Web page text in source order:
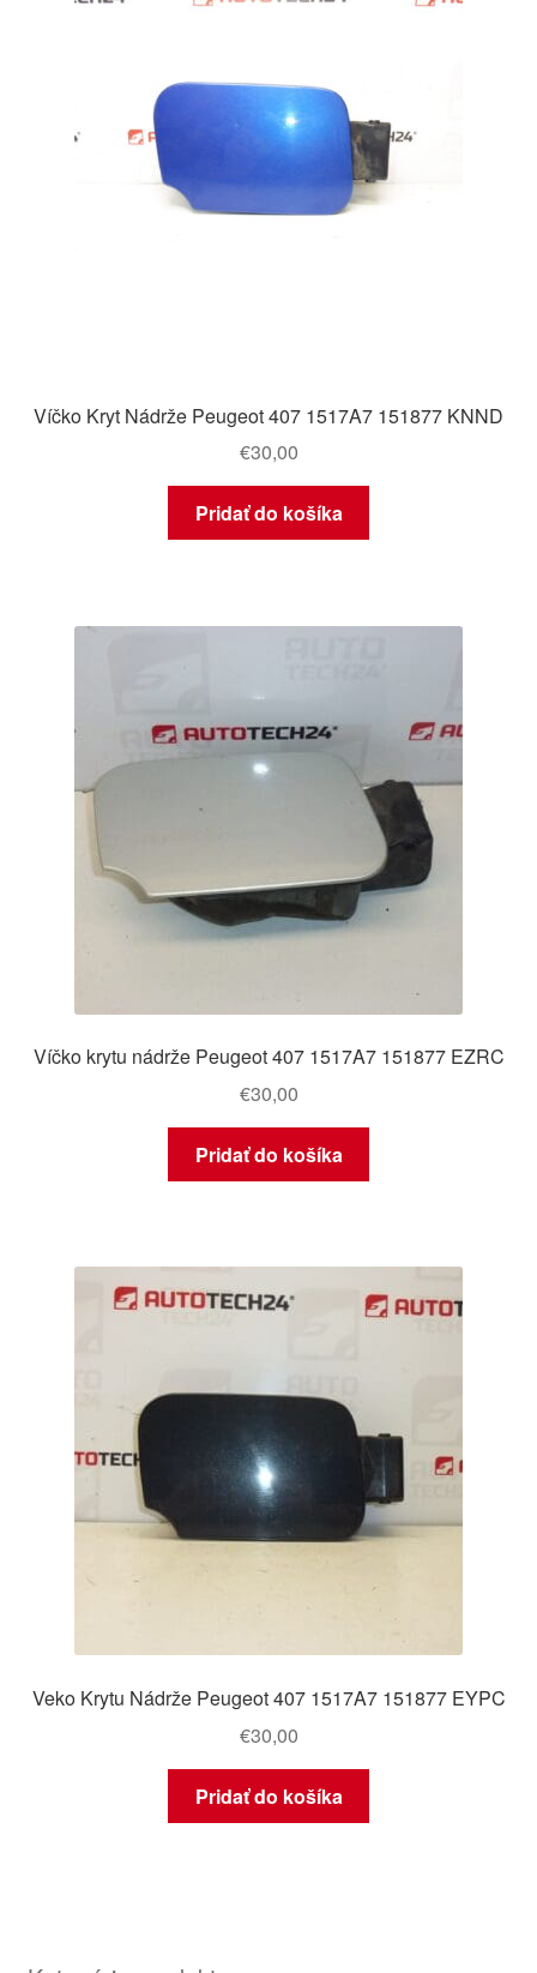
Víčko Kryt Nádrže Peugeot 407 1517A7 151877 KNND
€30,00
Pridať do košíka
Víčko krytu nádrže Peugeot 407 1517A7 151877 EZRC
€30,00
Pridať do košíka
Veko Krytu Nádrže Peugeot 407 1517A7 151877 EYPC
€30,00
Pridať do košíka